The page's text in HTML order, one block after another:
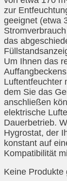
zur
geeignet (etwa
das
Um Ihnen das
Luftentfeuchter
dem Sie das
anschließen
elektrische
Dauerbetrieb.
Hygrostat, der
konstant auf
Kompatibilität
Keine Produkte